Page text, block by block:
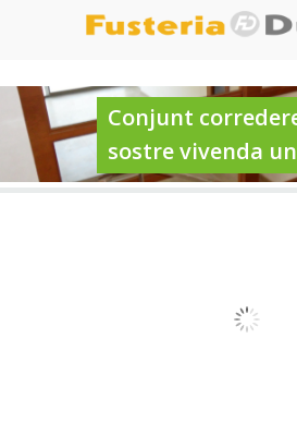
Conjunt
sostre vivenda